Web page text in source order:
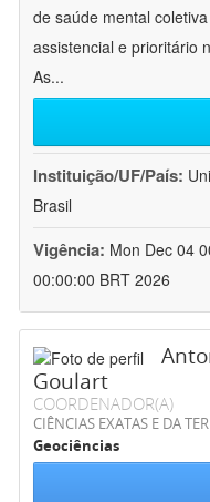
de saúde mental
assistencial e prioritário
As...
Instituição/UF/País:
Brasil
Vigência: Mon Dec 04
00:00:00 BRT 2026
Goulart
COORDENADOR(A)
CIÊNCIAS EXATAS E DA
Geociências